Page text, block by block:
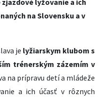
lyžovanie a ich
na Slovensku a v
je lyžiarskym klubom s
trénerským zázemím v
na prípravu detí a mládeže
a ich účasť v rôznych